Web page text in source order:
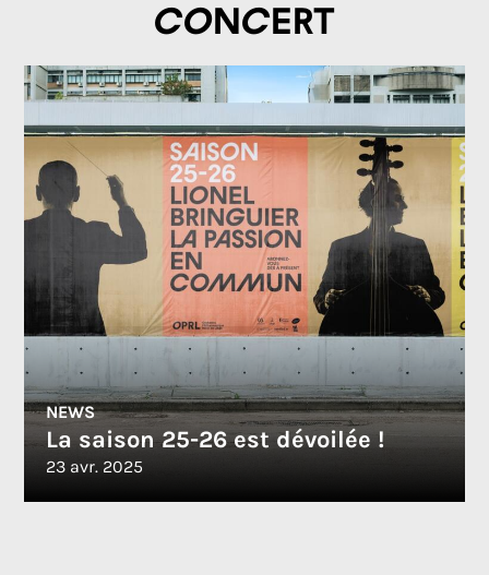
concert
NEWS
La saison 25-26 est dévoilée !
23 avr. 2025